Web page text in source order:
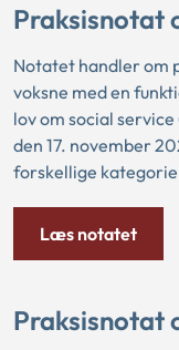
Praksisnotat
Notatet handler om
voksne med en
lov om social
den 17. november
forskellige
Læs notatet
Praksisnotat